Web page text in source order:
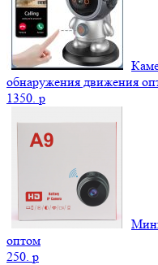
обнаружения движения
1350. p
оптом
250. p